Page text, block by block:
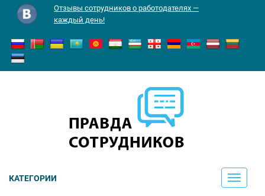
Отзывы сотрудников о работодателях —
каждый день!
КАТЕГОРИИ
Toggle